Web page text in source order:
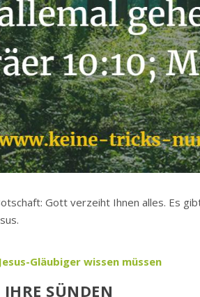
Gott verzeiht Ihnen alles. Es
Gläubiger wissen müssen
IHRE SÜNDEN